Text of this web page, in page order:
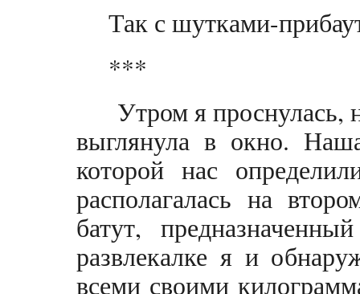
Так с шутками-
***
Утром я
выглянула в окно.
которой нас
располагалась на
батут,
развлекалке я и
всеми своими